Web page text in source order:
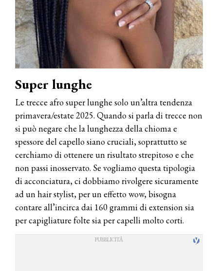
Super lunghe
Le trecce afro super lunghe solo un’altra tendenza
primavera/estate 2025. Quando si parla di trecce non
si può negare che la lunghezza della chioma e
spessore del capello siano cruciali, soprattutto se
cerchiamo di ottenere un risultato strepitoso e che
non passi inosservato. Se vogliamo questa tipologia
di acconciatura, ci dobbiamo rivolgere sicuramente
ad un hair stylist, per un effetto wow, bisogna
contare all’incirca dai 160 grammi di extension sia
per capigliature folte sia per capelli molto corti.